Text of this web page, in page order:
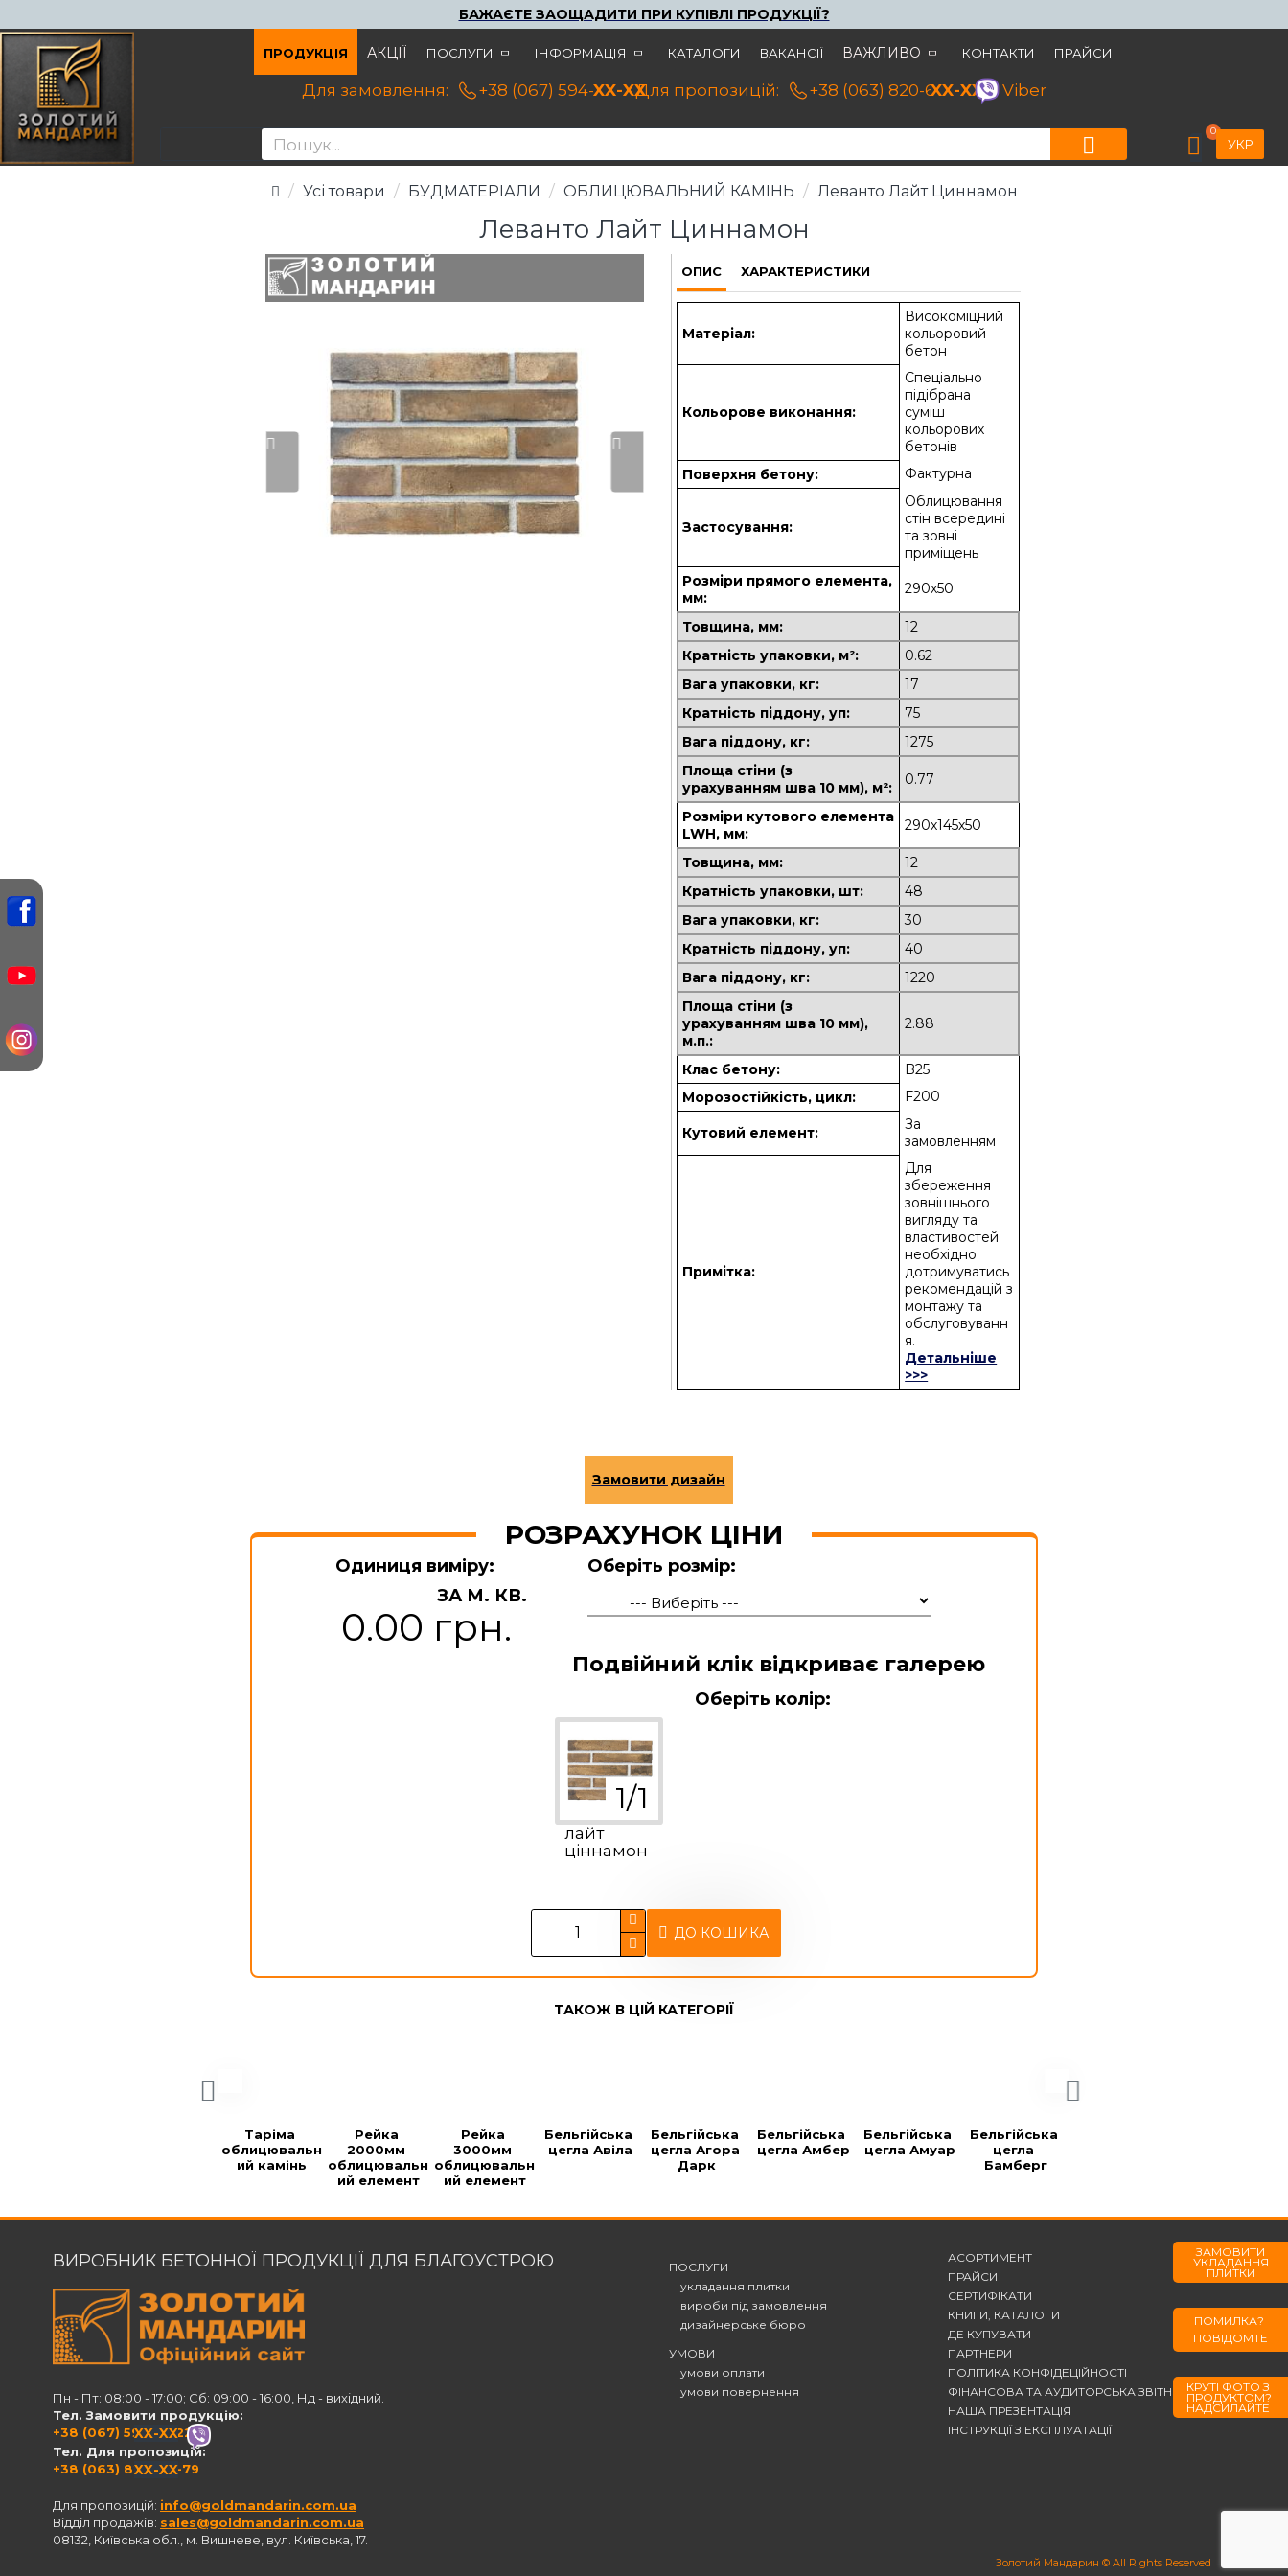
УКР
ПРОДУКЦІЯ АКЦІЇ ПОСЛУГИ ІНФОРМАЦІЯ КАТАЛОГИ ВАКАНСІЇ ВАЖЛИВО КОНТАКТИ ПРАЙСИ
Для замовлення: +38 (067) 594-21-22
XX-XXДля пропозицій: +38 (063) 820-60-79
XX-XX Viber
0
Усі товари БУДМАТЕРІАЛИ ОБЛИЦЮВАЛЬНИЙ КАМІНЬ Леванто Лайт Циннамон
Леванто Лайт Циннамон
БАЖАЄТЕ ЗАОЩАДИТИ ПРИ КУПІВЛІ ПРОДУКЦІЇ?
ОПИС ХАРАКТЕРИСТИКИ
Матеріал:
Високоміцний
кольоровий
бетон
Кольорове виконання:
Спеціально
підібрана
суміш
кольорових
бетонів
Поверхня бетону:
Фактурна
Застосування:
Облицювання
стін всередині
та зовні
приміщень
Розміри прямого елемента,
мм:
290х50
Товщина, мм:
12
Кратність упаковки, м²:
0.62
Вага упаковки, кг:
17
Кратність піддону, уп:
75
Вага піддону, кг:
1275
Площа стіни (з
урахуванням шва 10 мм), м²:
0.77
Розміри кутового елемента
LWH, мм:
290х145х50
Товщина, мм:
12
Кратність упаковки, шт:
48
Вага упаковки, кг:
30
Кратність піддону, уп:
40
Вага піддону, кг:
1220
Площа стіни (з
урахуванням шва 10 мм),
м.п.:
2.88
Клас бетону:
B25
Морозостійкість, цикл:
F200
Кутовий елемент:
За
замовленням
Примітка:
Для
збереження
зовнішнього
вигляду та
властивостей
необхідно
дотримуватись
рекомендацій з
монтажу та
обслуговуванн
я.
Детальніше
>>>
РОЗРАХУНОК ЦІНИ
Одиниця виміру:
ЗА М. КВ.
0.00 грн.
ДО КОШИКА
Оберіть розмір:
Подвійний клік відкриває галерею
Оберіть колір:
лайт
ціннамон
ТАКОЖ В ЦІЙ КАТЕГОРІЇ
Таріма
облицювальн
ий камінь
Рейка
2000мм
облицювальн
ий елемент
Рейка
3000мм
облицювальн
ий елемент
Бельгійська
цегла Авіла
Бельгійська
цегла Агора
Дарк
Бельгійська
цегла Амбер
Бельгійська
цегла Амуар
Бельгійська
цегла
Бамберг
ВИРОБНИК БЕТОННОЇ ПРОДУКЦІЇ ДЛЯ БЛАГОУСТРОЮ
Пн - Пт: 08:00 - 17:00; Сб: 09:00 - 16:00, Нд - вихідний.
Тел. Замовити продукцію:
+38 (067) 594-21-22
XX-XX
Тел. Для пропозицій:
+38 (063) 820-60-79
XX-XX
Для пропозицій: info@goldmandarin.com.ua
Відділ продажів: sales@goldmandarin.com.ua
08132, Київська обл., м. Вишневе, вул. Київська, 17.
ПОСЛУГИ
укладання плитки
вироби під замовлення
дизайнерське бюро
УМОВИ
умови оплати
умови повернення
АСОРТИМЕНТ
ПРАЙСИ
СЕРТИФІКАТИ
КНИГИ, КАТАЛОГИ
ДЕ КУПУВАТИ
ПАРТНЕРИ
ПОЛІТИКА КОНФІДЕЦІЙНОСТІ
ФІНАНСОВА ТА АУДИТОРСЬКА ЗВІТНІСТЬ
НАША ПРЕЗЕНТАЦІЯ
ІНСТРУКЦІЇ З ЕКСПЛУАТАЦІЇ
Золотий Мандарин © All Rights Reserved
ЗАМОВИТИ
УКЛАДАННЯ
ПЛИТКИ
ПОМИЛКА?
ПОВІДОМТЕ
КРУТІ ФОТО З
ПРОДУКТОМ?
НАДСИЛАЙТЕ